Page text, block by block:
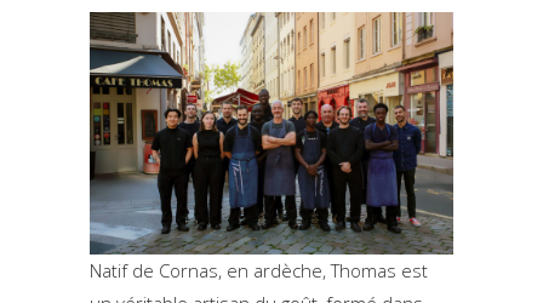
Natif de Cornas, en ardèche, Thomas est